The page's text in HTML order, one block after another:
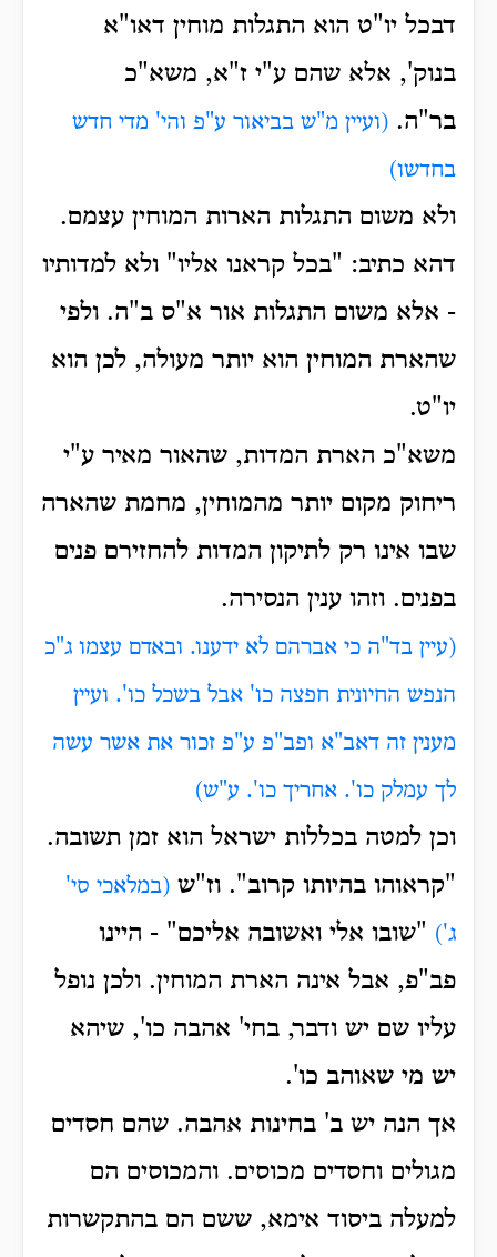
דבכל יו"ט הוא התגלות מוחין דאו"א
בנוק', אלא שהם ע"י ז"א, משא"כ
בר"ה. (ועיין מ"ש בביאור ע"פ והי' מדי חדש
בחדשו)
ולא משום התגלות הארות המוחין עצמם.
דהא כתיב: "בכל קראנו אליו" ולא למדותיו
- אלא משום התגלות אור א"ס ב"ה. ולפי
שהארת המוחין הוא יותר מעולה, לכן הוא
יו"ט.
משא"כ הארת המדות, שהאור מאיר ע"י
ריחוק מקום יותר מהמוחין, מחמת שהארה
שבו אינו רק לתיקון המדות להחזירם פנים
בפנים. וזהו ענין הנסירה.
(עיין בד"ה כי אברהם לא ידענו. ובאדם עצמו ג"כ
הנפש החיונית חפצה כו' אבל בשכל כו'. ועיין
מענין זה דאב"א ופב"פ ע"פ זכור את אשר עשה
לך עמלק כו'. אחריך כו'. ע"ש)
וכן למטה בכללות ישראל הוא זמן תשובה.
"קראוהו בהיותו קרוב". וז"ש (במלאכי סי'
ג') "שובו אלי ואשובה אליכם" - היינו
פב"פ, אבל אינה הארת המוחין. ולכן נופל
עליו שם יש ודבר, בחי' אהבה כו', שיהא
יש מי שאוהב כו'.
אך הנה יש ב' בחינות אהבה. שהם חסדים
מגולים וחסדים מכוסים. והמכוסים הם
למעלה ביסוד אימא, ששם הם בהתקשרות